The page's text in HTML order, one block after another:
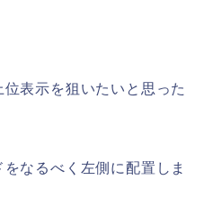
表示を狙いたいと思った
なるべく左側に配置しま